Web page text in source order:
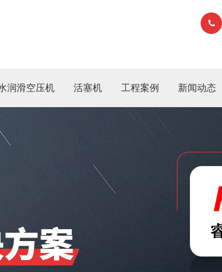
润滑空压机 活塞机 工程案例 新闻动态